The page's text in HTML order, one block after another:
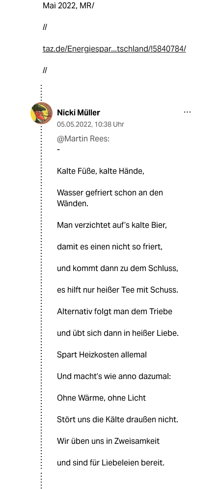
Mai 2022, MR/
//
taz.de/Energiespar...tschland/!5840784/
//
Nicki Müller
05.05.2022, 10:38 Uhr
@Martin Rees:
-
Kalte Füße, kalte Hände,
Wasser gefriert schon an den
Wänden.
Man verzichtet auf’s kalte Bier,
damit es einen nicht so friert,
und kommt dann zu dem Schluss,
es hilft nur heißer Tee mit Schuss.
Alternativ folgt man dem Triebe
und übt sich dann in heißer Liebe.
Spart Heizkosten allemal
Und macht’s wie anno dazumal:
Ohne Wärme, ohne Licht
Stört uns die Kälte draußen nicht.
Wir üben uns in Zweisamkeit
und sind für Liebeleien bereit.